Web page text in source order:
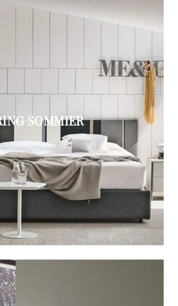
SOMMIER